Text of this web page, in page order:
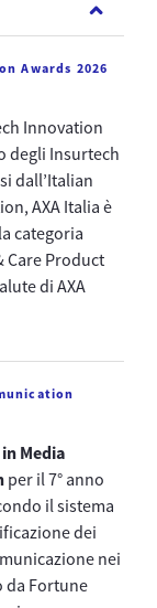
Awards 2026
Innovation
degli Insurtech
dall’Italian
AXA Italia è
categoria
Care Product
di AXA
Media
per il 7° anno
il sistema
dei
nei
da Fortune